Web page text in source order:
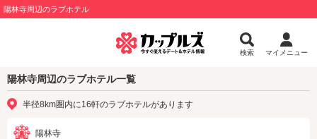
陽林寺周辺のラブホテル
検索 マイメニュー
陽林寺周辺のラブホテル一覧
半径8km圏内に16軒のラブホテルがあります
陽林寺